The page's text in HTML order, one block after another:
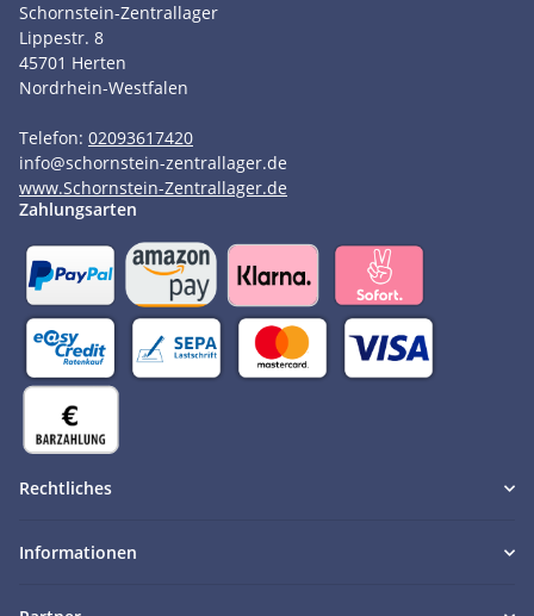
Schornstein-Zentrallager
Lippestr. 8
45701 Herten
Nordrhein-Westfalen
Telefon: 02093617420
info@schornstein-zentrallager.de
www.Schornstein-Zentrallager.de
Zahlungsarten
Rechtliches
Informationen